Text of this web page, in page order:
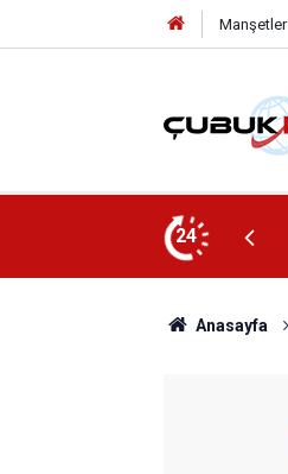
Manşetler
24
Anasayfa